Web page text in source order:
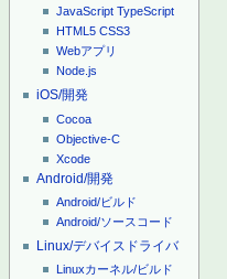
JavaScript TypeScript
HTML5 CSS3
Webアプリ
Node.js
iOS/開発
Cocoa
Objective-C
Xcode
Android/開発
Android/ビルド
Android/ソースコード
Linux/デバイスドライバ
Linuxカーネル/ビルド